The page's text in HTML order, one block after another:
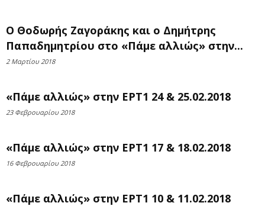
Ο Θοδωρής Ζαγοράκης και ο Δημήτρης
Παπαδημητρίου στο «Πάμε αλλιώς» στην...
2 Μαρτίου 2018
«Πάμε αλλιώς» στην ΕΡΤ1 24 & 25.02.2018
23 Φεβρουαρίου 2018
«Πάμε αλλιώς» στην ΕΡΤ1 17 & 18.02.2018
16 Φεβρουαρίου 2018
«Πάμε αλλιώς» στην ΕΡΤ1 10 & 11.02.2018